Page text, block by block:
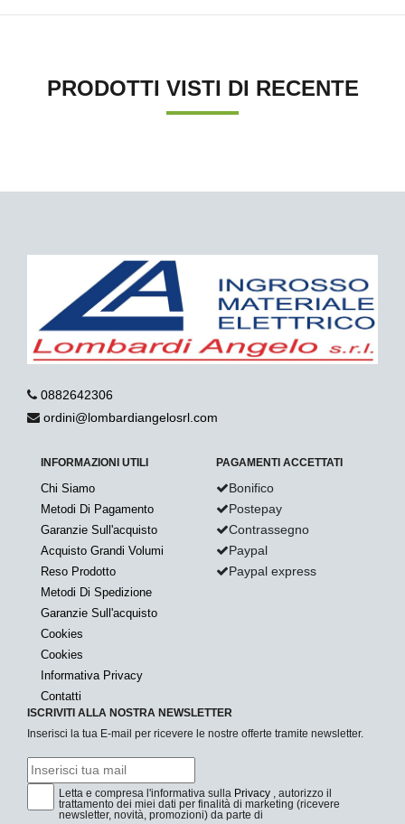
PRODOTTI VISTI DI RECENTE
0882642306
ordini@lombardiangelosrl.com
INFORMAZIONI UTILI
Chi Siamo
Metodi Di Pagamento
Garanzie Sull'acquisto
Acquisto Grandi Volumi
Reso Prodotto
Metodi Di Spedizione
Garanzie Sull'acquisto
Cookies
Cookies
Informativa Privacy
Contatti
PAGAMENTI ACCETTATI
Bonifico
Postepay
Contrassegno
Paypal
Paypal express
ISCRIVITI ALLA NOSTRA NEWSLETTER
Inserisci la tua E-mail per ricevere le nostre offerte tramite newsletter.
Letta e compresa l'informativa sulla Privacy , autorizzo il
trattamento dei miei dati per finalità di marketing (ricevere
newsletter, novità, promozioni) da parte di